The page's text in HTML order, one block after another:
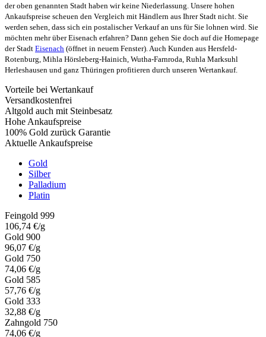
der oben genannten Stadt haben wir keine Niederlassung. Unsere hohen
Ankaufspreise scheuen den Vergleich mit Händlern aus Ihrer Stadt nicht. Sie
werden sehen, dass sich ein postalischer Verkauf an uns für Sie lohnen wird. Sie
möchten mehr über Eisenach erfahren? Dann gehen Sie doch auf die Homepage
der Stadt Eisenach (öffnet in neuem Fenster). Auch Kunden aus Hersfeld-
Rotenburg, Mihla Hörsleberg-Hainich, Wutha-Farnroda, Ruhla Marksuhl
Herleshausen und ganz Thüringen profitieren durch unseren Wertankauf.
Vorteile bei Wertankauf
Versandkostenfrei
Altgold auch mit Steinbesatz
Hohe Ankaufspreise
100% Gold zurück Garantie
Aktuelle Ankaufspreise
Gold
Silber
Palladium
Platin
Feingold 999
106,74 €/g
Gold 900
96,07 €/g
Gold 750
74,06 €/g
Gold 585
57,76 €/g
Gold 333
32,88 €/g
Zahngold 750
74,06 €/g